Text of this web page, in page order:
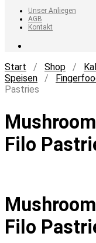
Unser Anliegen
AGB
Kontakt
Start / Shop /
Speisen /
Pastries
Filo
Filo